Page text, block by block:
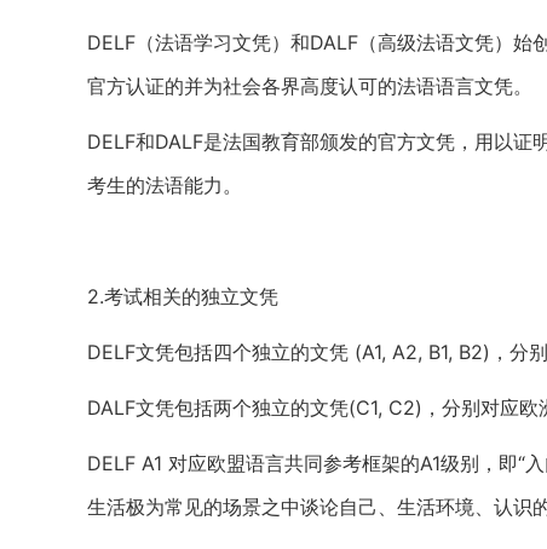
DELF（法语学习文凭）和DALF（高级法语文凭）
官方认证的并为社会各界高度认可的法语语言文凭。
DELF和DALF是法国教育部颁发的官方文凭，用以
考生的法语能力。
2.考试相关的独立文凭
DELF文凭包括四个独立的文凭 (A1, A2, B1, B2)，分
DALF文凭包括两个独立的文凭(C1, C2)，分别对应
DELF A1 对应欧盟语言共同参考框架的A1级别，即“
生活极为常见的场景之中谈论自己、生活环境、认识